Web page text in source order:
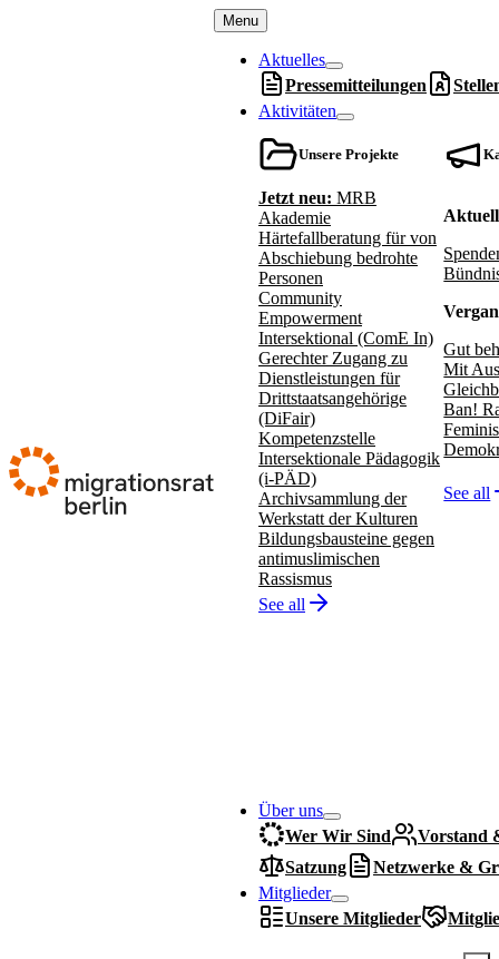
Menu
Aktuelles
Pressemitteilungen
Aktivitäten
Unsere Projekte
Jetzt neu: MRB
Akademie
Härtefallberatung für von
Abschiebung bedrohte
Personen
Community
Empowerment
Intersektional (ComE In)
Gerechter Zugang zu
Dienstleistungen für
Drittstaatsangehörige
(DiFair)
Kompetenzstelle
Intersektionale Pädagogik
(i-PÄD)
Archivsammlung der
Werkstatt der Kulturen
Bildungsbausteine gegen
antimuslimischen
Rassismus
See all
Gut
Mit
Ban!
See all
Über uns
Wer Wir Sind
Vorstand
Satzung
Netzwerke &
Mitglieder
Unsere Mitglieder